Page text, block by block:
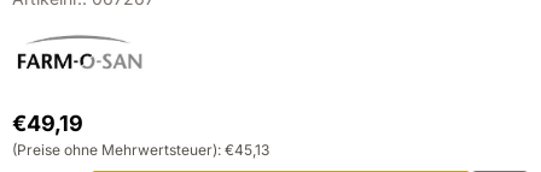
€49,19
(Preise ohne Mehrwertsteuer): €45,13